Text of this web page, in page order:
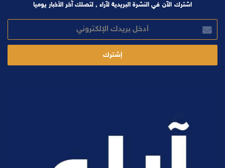
اشترك الآن في النشرة البريدية لآراء , لتصلك آخر الأخبار يوميا
أدخل
بريدك
الإلكتروني